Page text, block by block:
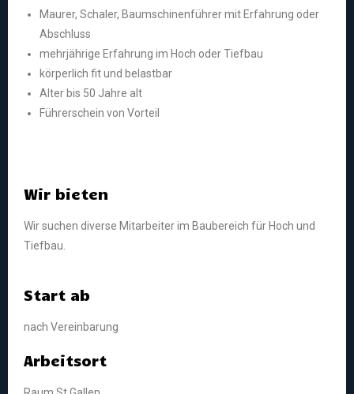
Maurer, Schaler, Baumschinenführer mit Erfahrung oder
Abschluss
mehrjährige Erfahrung im Hoch oder Tiefbau
körperlich fit und belastbar
Alter bis 50 Jahre alt
Führerschein von Vorteil
Wir bieten
Wir suchen diverse Mitarbeiter im Baubereich für Hoch und
Tiefbau.
Start ab
nach Vereinbarung
Arbeitsort